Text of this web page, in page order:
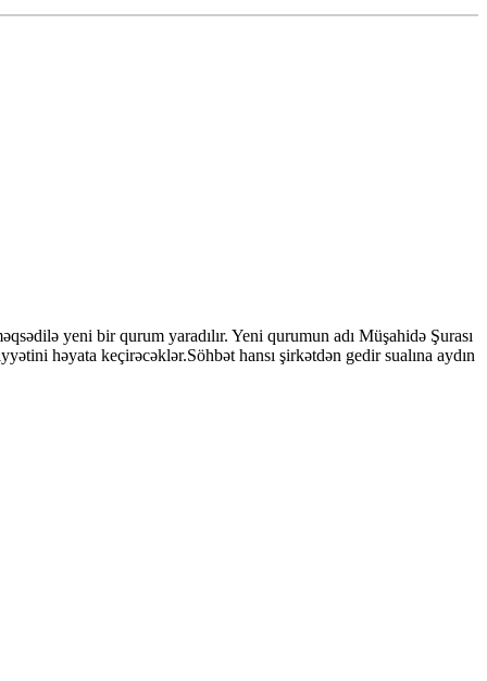
yeni bir qurum yaradılır. Yeni qurumun adı Müşahidə Şurası
həyata keçirəcəklər.Söhbət hansı şirkətdən gedir sualına aydın